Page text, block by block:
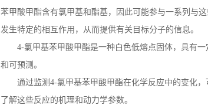
苯甲酸甲酯含有氯甲基和酯基，因此可能参与一系列与
发生特定的相互作用，从而提供有关目标分子的信息。
4-氯甲基苯甲酸甲酯是一种白色低熔点固体，具有
和可预测。
通过监测 4-氯甲基苯甲酸甲酯在化学反应中的变化
了解这些反应的机理和动力学参数。